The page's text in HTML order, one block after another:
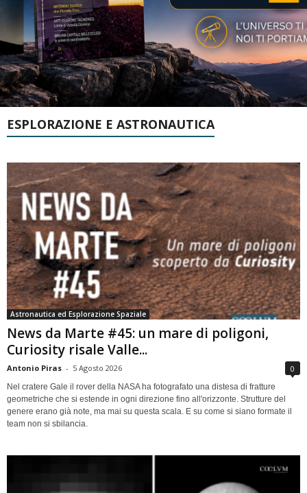
ESPLORAZIONE E ASTRONAUTICA
Astronautica ed Esplorazione Spaziale
News da Marte #45: un mare di poligoni,
Curiosity risale Valle...
Antonio Piras - 5 Agosto 2026 0
Nel cratere Gale il rover della NASA ha fotografato una distesa di fratture
geometriche che si estende in ogni direzione fino all'orizzonte. Strutture del
genere erano già note, ma mai su questa scala. E su come si siano formate il
team non si sbilancia.